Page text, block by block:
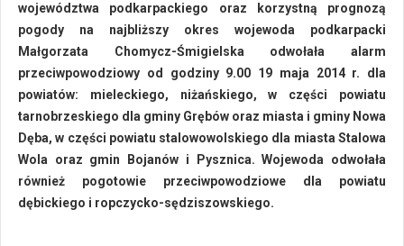
województwa podkarpackiego oraz korzystną prognozą
pogody na najbliższy okres wojewoda podkarpacki
Małgorzata Chomycz-Śmigielska odwołała alarm
przeciwpowodziowy od godziny 9.00 19 maja 2014 r. dla
powiatów: mieleckiego, niżańskiego, w części powiatu
tarnobrzeskiego dla gminy Grębów oraz miasta i gminy Nowa
Dęba, w części powiatu stalowowolskiego dla miasta Stalowa
Wola oraz gmin Bojanów i Pysznica. Wojewoda odwołała
również pogotowie przeciwpowodziowe dla powiatu
dębickiego i ropczycko-sędziszowskiego.